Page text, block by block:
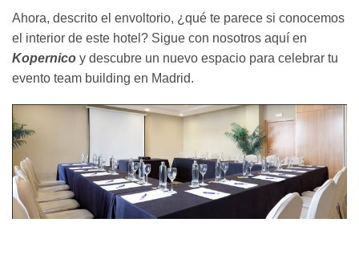
Ahora, descrito el envoltorio, ¿qué te parece si conocemos
el interior de este hotel? Sigue con nosotros aquí en
Kopernico y descubre un nuevo espacio para celebrar tu
evento team building en Madrid.